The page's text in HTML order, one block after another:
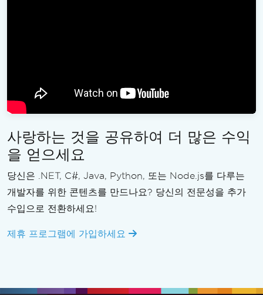
사랑하는 것을 공유하여 더 많은 수익
을 얻으세요
당신은 .NET, C#, Java, Python, 또는 Node.js를 다루는
개발자를 위한 콘텐츠를 만드나요? 당신의 전문성을 추가
수입으로 전환하세요!
제휴 프로그램에 가입하세요